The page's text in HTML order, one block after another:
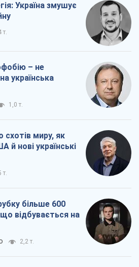
Україна змушує
т.
– не
українська
1,0 т.
миру, як
нові українські
т.
більше 600
відбувається на
2,2 т.